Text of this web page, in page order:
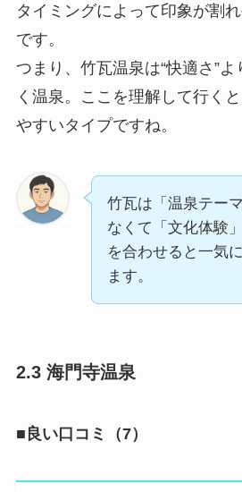
タイミングによって印象が割
です。
つまり、竹瓦温泉は“快適さ”よ
く温泉。ここを理解して行く
やすいタイプですね。
竹瓦は「温泉テー
なくて「文化体験
を合わせると一気
ます。
2.3 海門寺温泉
■良い口コミ（7）